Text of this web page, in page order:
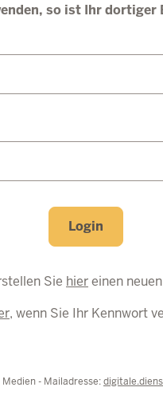
so ist Ihr
Login
Sie hiereinen
, wenn Sie Ihr Kennwort
- Mailadresse: